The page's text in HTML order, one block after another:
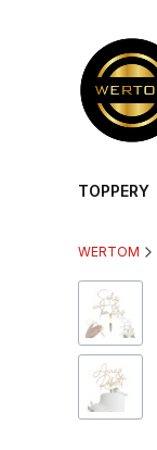
TOPPERY
WERTOM